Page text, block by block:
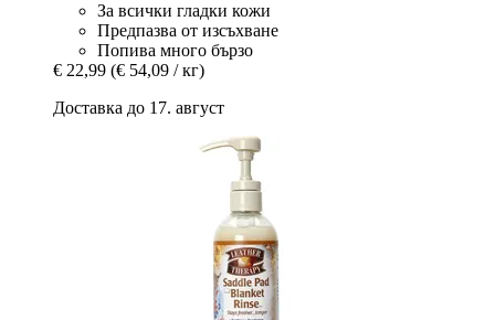
За всички гладки кожи
Предпазва от изсъхване
Попива много бързо
€ 22,99 (€ 54,09 / кг)
Доставка до 17. август